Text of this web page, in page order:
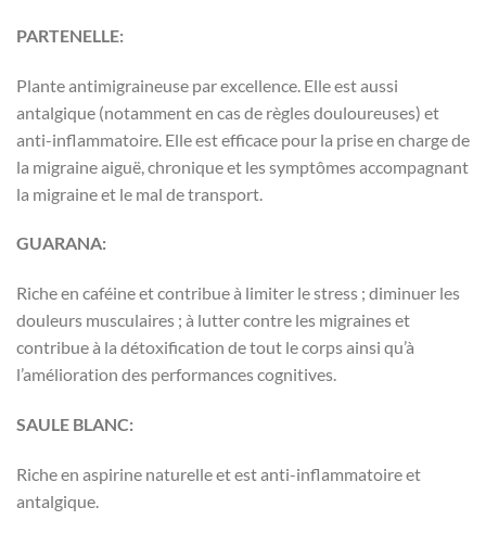
PARTENELLE:
Plante antimigraineuse par excellence. Elle est aussi
antalgique (notamment en cas de règles douloureuses) et
anti-inflammatoire. Elle est efficace pour la prise en charge de
la migraine aiguë, chronique et les symptômes accompagnant
la migraine et le mal de transport.
GUARANA:
Riche en caféine et contribue à limiter le stress ; diminuer les
douleurs musculaires ; à lutter contre les migraines et
contribue à la détoxification de tout le corps ainsi qu’à
l’amélioration des performances cognitives.
SAULE BLANC:
Riche en aspirine naturelle et est anti-inflammatoire et
antalgique.